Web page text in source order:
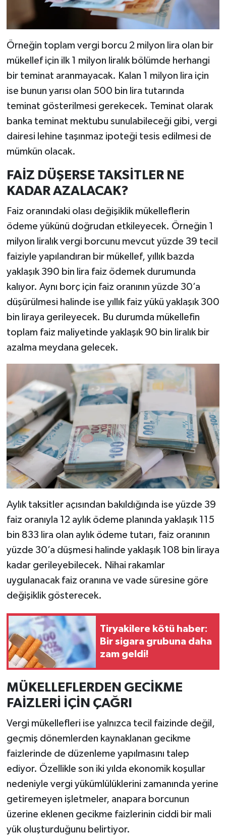
Örneğin toplam vergi borcu 2 milyon lira olan bir
mükellef için ilk 1 milyon liralık bölümde herhangi
bir teminat aranmayacak. Kalan 1 milyon lira için
ise bunun yarısı olan 500 bin lira tutarında
teminat gösterilmesi gerekecek. Teminat olarak
banka teminat mektubu sunulabileceği gibi, vergi
dairesi lehine taşınmaz ipoteği tesis edilmesi de
mümkün olacak.
FAİZ DÜŞERSE TAKSİTLER NE
KADAR AZALACAK?
Faiz oranındaki olası değişiklik mükelleflerin
ödeme yükünü doğrudan etkileyecek. Örneğin 1
milyon liralık vergi borcunu mevcut yüzde 39 tecil
faiziyle yapılandıran bir mükellef, yıllık bazda
yaklaşık 390 bin lira faiz ödemek durumunda
kalıyor. Aynı borç için faiz oranının yüzde 30’a
düşürülmesi halinde ise yıllık faiz yükü yaklaşık 300
bin liraya gerileyecek. Bu durumda mükellefin
toplam faiz maliyetinde yaklaşık 90 bin liralık bir
azalma meydana gelecek.
Aylık taksitler açısından bakıldığında ise yüzde 39
faiz oranıyla 12 aylık ödeme planında yaklaşık 115
bin 833 lira olan aylık ödeme tutarı, faiz oranının
yüzde 30’a düşmesi halinde yaklaşık 108 bin liraya
kadar gerileyebilecek. Nihai rakamlar
uygulanacak faiz oranına ve vade süresine göre
değişiklik gösterecek.
Tiryakilere kötü haber:
Bir sigara grubuna daha
zam geldi!
MÜKELLEFLERDEN GECİKME
FAİZLERİ İÇİN ÇAĞRI
Vergi mükellefleri ise yalnızca tecil faizinde değil,
geçmiş dönemlerden kaynaklanan gecikme
faizlerinde de düzenleme yapılmasını talep
ediyor. Özellikle son iki yılda ekonomik koşullar
nedeniyle vergi yükümlülüklerini zamanında yerine
getiremeyen işletmeler, anapara borcunun
üzerine eklenen gecikme faizlerinin ciddi bir mali
yük oluşturduğunu belirtiyor.